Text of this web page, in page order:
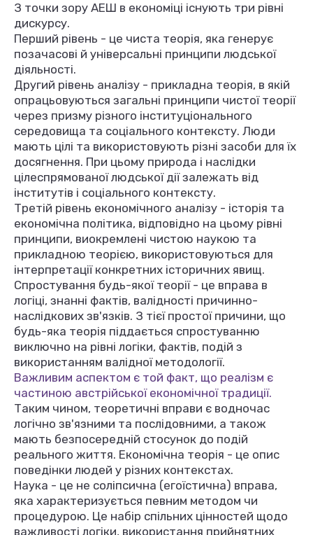
З точки зору АЕШ в економіці існують три рівні
дискурсу.
Перший рівень - це чиста теорія, яка генерує
позачасові й універсальні принципи людської
діяльності.
Другий рівень аналізу - прикладна теорія, в якій
опрацьовуються загальні принципи чистої теорії
через призму різного інституціонального
середовища та соціального контексту. Люди
мають цілі та використовують різні засоби для їх
досягнення. При цьому природа і наслідки
цілеспрямованої людської дії залежать від
інститутів і соціального контексту.
Третій рівень економічного аналізу - історія та
економічна політика, відповідно на цьому рівні
принципи, виокремлені чистою наукою та
прикладною теорією, використовуються для
інтерпретації конкретних історичних явищ.
Спростування будь-якої теорії - це вправа в
логіці, знанні фактів, валідності причинно-
наслідкових зв'язків. З тієї простої причини, що
будь-яка теорія піддається спростуванню
виключно на рівні логіки, фактів, подій з
використанням валідної методології.
Важливим аспектом є той факт, що реалізм є
частиною австрійської економічної традиції.
Таким чином, теоретичні вправи є водночас
логічно зв'язними та послідовними, а також
мають безпосередній стосунок до подій
реального життя. Економічна теорія - це опис
поведінки людей у різних контекстах.
Наука - це не соліпсична (егоїстична) вправа,
яка характеризується певним методом чи
процедурою. Це набір спільних цінностей щодо
важливості логіки, використання прийнятних